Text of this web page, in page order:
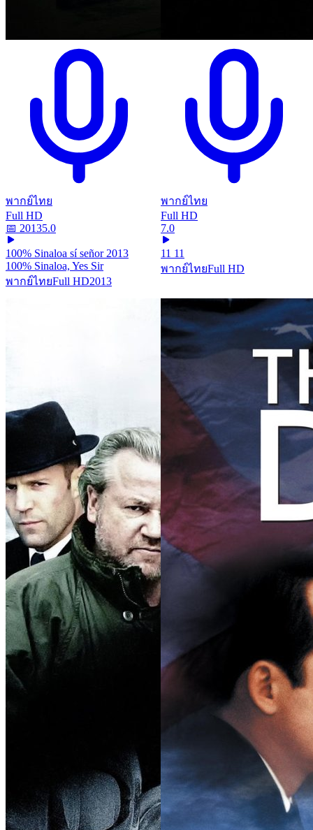
พากย์ไทย
Full HD
📅 20135.0
100% Sinaloa sí señor 2013
100% Sinaloa, Yes Sir
พากย์ไทยFull HD2013
พากย์ไทย
Full HD
7.0
11 11
พากย์ไทยFull HD